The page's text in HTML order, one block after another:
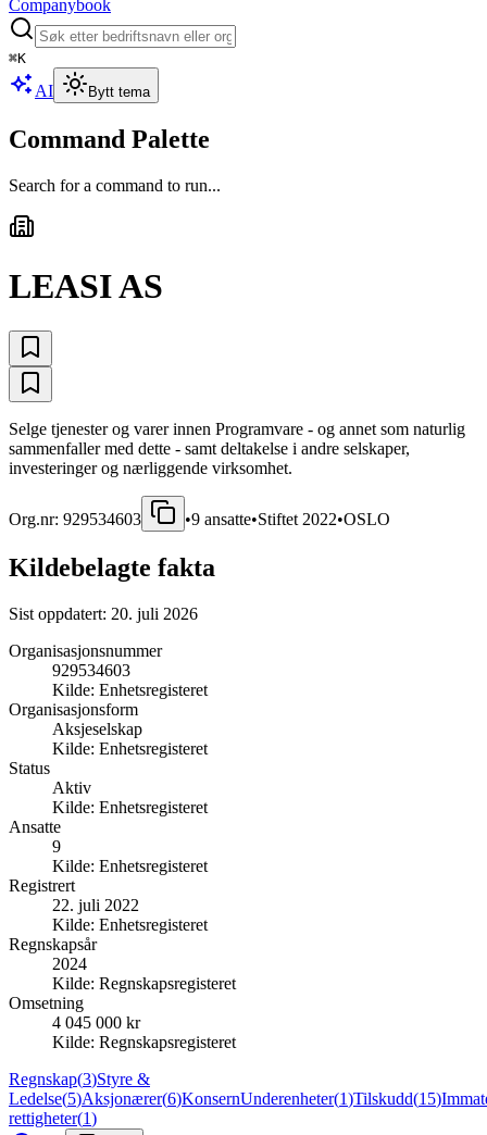
Companybook
⌘K
AI Bytt tema
Command Palette
Search for a command to run...
LEASI AS
Selge tjenester og varer innen Programvare - og annet som naturlig
sammenfaller med dette - samt deltakelse i andre selskaper,
investeringer og nærliggende virksomhet.
Org.nr: 929534603 •9 ansatte•Stiftet 2022•OSLO
Kildebelagte fakta
Sist oppdatert: 20. juli 2026
Organisasjonsnummer
929534603
Kilde: Enhetsregisteret
Organisasjonsform
Aksjeselskap
Kilde: Enhetsregisteret
Status
Aktiv
Kilde: Enhetsregisteret
Ansatte
9
Kilde: Enhetsregisteret
Registrert
22. juli 2022
Kilde: Enhetsregisteret
Regnskapsår
2024
Kilde: Regnskapsregisteret
Omsetning
4 045 000 kr
Kilde: Regnskapsregisteret
Regnskap(3)Styre &
Ledelse(5)Aksjonærer(6)KonsernUnderenheter(1)Tilskudd(15)
rettigheter(1)